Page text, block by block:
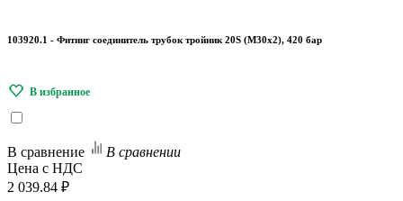
103920.1 - Фитинг соединитель трубок тройник 20S (М30х2), 420 бар
В сравнение
В сравнении
Цена с НДС
2 039.84 ₽